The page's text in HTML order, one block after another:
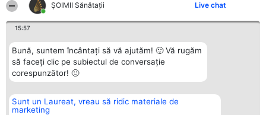
ŞOIMII Sănătații Live chat
15:57
Bună, suntem încântați să vă ajutăm! 🙂 Vă rugăm
să faceți clic pe subiectul de conversație
corespunzător! 🙂
Sunt un Laureat, vreau să ridic materiale de
marketing
Organizator Ranking
BRIGHT SOLUTIONS BR SRL
Plebiscyt Contact